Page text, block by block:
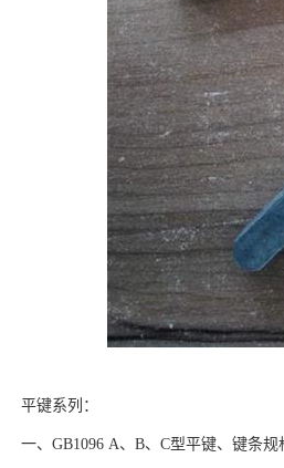
平键系列：
一、GB1096 A、B、C型平键、键条规